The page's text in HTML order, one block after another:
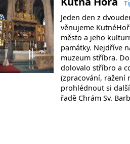
Jeden den z
věnujeme
město a jeho
památky. Nejdříve
muzeum stříbra.
dolovalo stříbro a
(zpracování, ražení
prohlédnout si
řadě Chrám Sv.